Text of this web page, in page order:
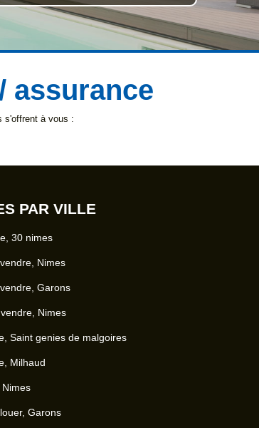
assurance
s'offrent à vous :
PAR VILLE
30 nimes
Nimes
Garons
Nimes
Saint genies de malgoires
Milhaud
Garons